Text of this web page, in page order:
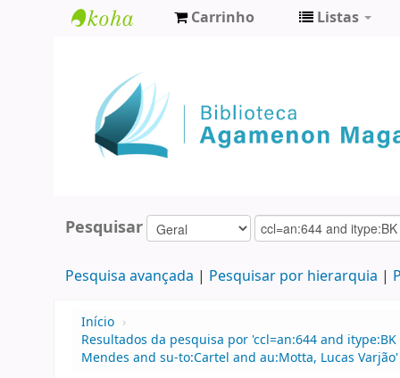
Agamenon
Magalhães
Carrinho Listas
Pesquisar
Pesquisa avançada Pesquisar por hierarquia
Início ›
Resultados da pesquisa por 'ccl=an:644 and
Mendes and su-to:Cartel and au:Motta, Lucas Varjão'